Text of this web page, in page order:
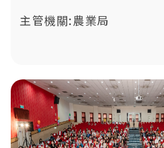
主管機關:農業局